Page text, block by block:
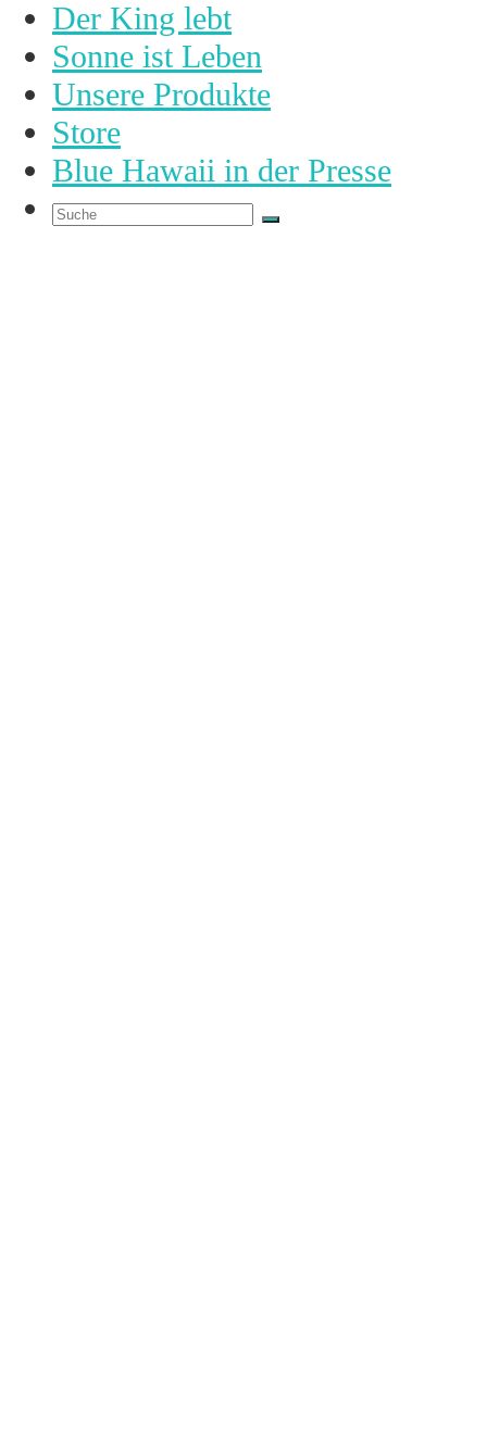
Der King lebt
Sonne ist Leben
Unsere Produkte
Store
Blue Hawaii in der Presse